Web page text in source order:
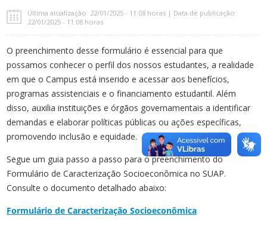
Última atualização: 22/01/2025 - 11:08 horas | Data de publicação:
22/01/2025 - 11:08 horas
O preenchimento desse formulário é essencial para que
possamos conhecer o perfil dos nossos estudantes, a realidade
em que o Campus está inserido e acessar aos benefícios,
programas assistenciais e o financiamento estudantil. Além
disso, auxilia instituições e órgãos governamentais a identificar
demandas e elaborar políticas públicas ou ações específicas,
promovendo inclusão e equidade.
Segue um guia passo a passo para o preenchimento do
Formulário de Caracterização Socioeconômica no SUAP.
Consulte o documento detalhado abaixo:
Formulário de Caracterização Socioeconômica